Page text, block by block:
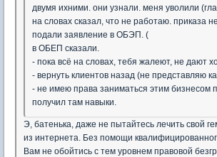
двумя ихними. они узнали. меня уволили
на словах сказал, что не работаю. приказа
подали заявление в ОБЭП. (
в ОБЕП сказали.
- пока всё на словах, тебя жалеют, не дают
- вернуть клиентов назад (не представляю
- не имею права заниматься этим бизнесом
получил там навыки.
Э, батенька, даже не пытайтесь лечить свой
из интернета. Без помощи
Вам не обойтись с тем уровнем правовой